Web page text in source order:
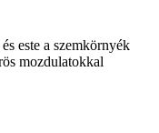
este a szemkörnyék
mozdulatokkal